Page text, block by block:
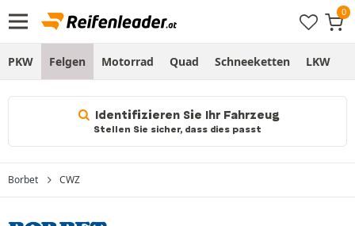
PKW Felgen Motorrad Quad Schneeketten LKW
Identifizieren Sie Ihr Fahrzeug
Stellen Sie sicher, dass dies passt
Borbet CWZ